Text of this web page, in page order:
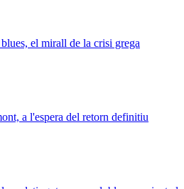
el mirall de la crisi grega
a l'espera del retorn definitiu